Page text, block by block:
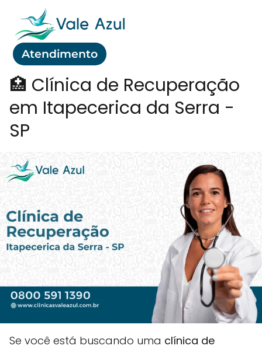
Atendimento
🏥 Clínica de Recuperação
em Itapecerica da Serra -
SP
Se você está buscando uma clínica de